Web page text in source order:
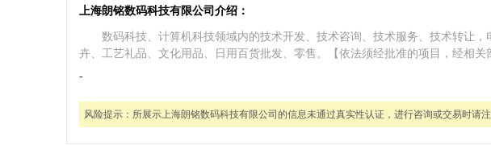
上海朗铭数码科技有限公司介绍：
数码科技、计算机科技领域内的技术开发、技术咨询、技术服务、技术转让
卉、工艺礼品、文化用品、日用百货批发、零售。【依法须经批准的项目，经相关
-
风险提示： 所展示上海朗铭数码科技有限公司的信息未通过真实性认证，进行咨询或交易时请